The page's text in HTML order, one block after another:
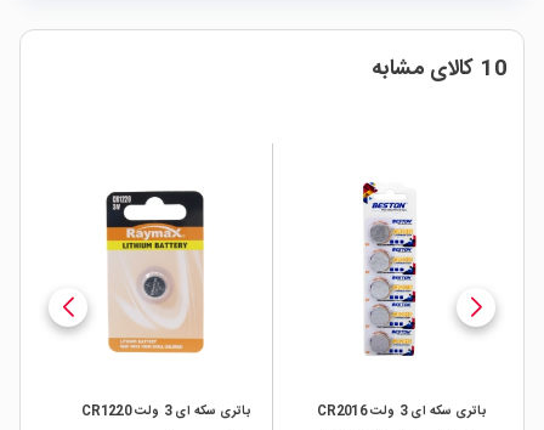
10 کالای مشابه
باتری سکه ای 3 ولت CR2016
باتری سکه ای 3 ولت CR1220